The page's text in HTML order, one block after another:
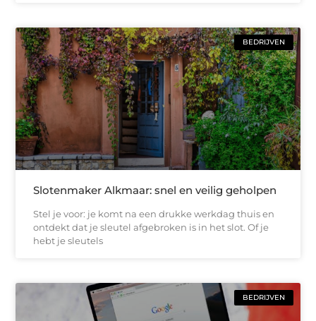
BEDRIJVEN
Slotenmaker Alkmaar: snel en veilig geholpen
Stel je voor: je komt na een drukke werkdag thuis en
ontdekt dat je sleutel afgebroken is in het slot. Of je
hebt je sleutels
BEDRIJVEN